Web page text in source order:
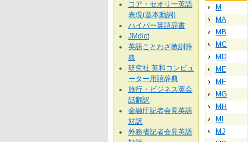
M
MA
MB
MC
MD
ME
MF
MG
MH
MI
MJ
コア・セオリー英語
表現(基本動詞)
ハイパー英語辞書
JMdict
英語ことわざ教訓辞
典
研究社 英和コンピュ
ーター用語辞典
旅行・ビジネス英会
話翻訳
金融庁記者会見英語
対訳
外務省記者会見英語